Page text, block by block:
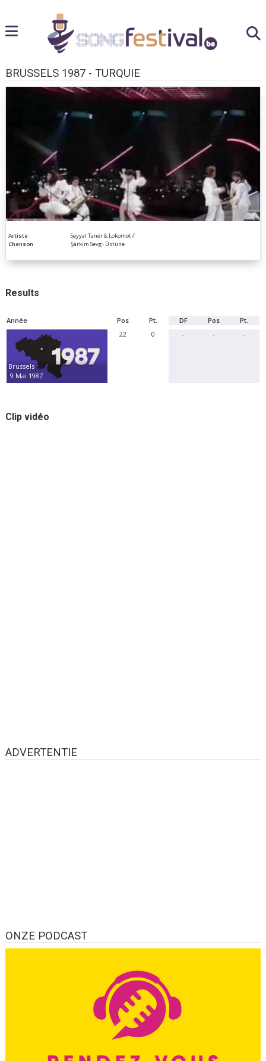
BRUSSELS 1987 - TURQUIE
Artiste
Seyyal Taner & Lokomotif
Chanson
Şarkım Sevgi Üstüne
Results
Année Pos Pt. DF Pos Pt.
Brussels
9 Mai 1987
22 0 - - -
Clip vidéo
ADVERTENTIE
ONZE PODCAST